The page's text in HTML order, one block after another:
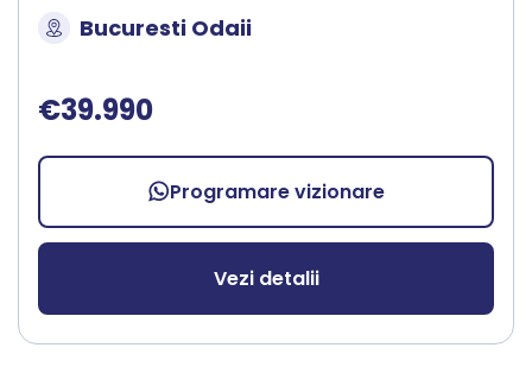
Bucuresti Odaii
€39.990
Programare vizionare
Vezi detalii